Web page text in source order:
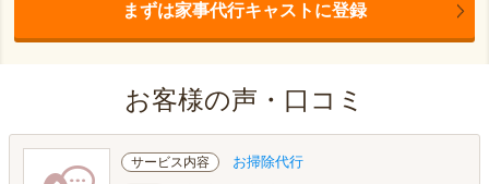
まずは家事代行キャストに登録
お客様の声・口コミ
サービス内容 お掃除代行